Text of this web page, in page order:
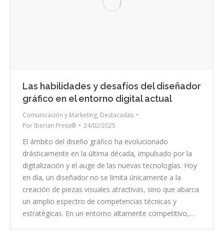
Las habilidades y desafíos del diseñador
gráfico en el entorno digital actual
Comunicación y Marketing, Destacadas
Por Iberian Press® 24/02/2025
El ámbito del diseño gráfico ha evolucionado
drásticamente en la última década, impulsado por la
digitalización y el auge de las nuevas tecnologías. Hoy
en día, un diseñador no se limita únicamente a la
creación de piezas visuales atractivas, sino que abarca
un amplio espectro de competencias técnicas y
estratégicas. En un entorno altamente competitivo,…